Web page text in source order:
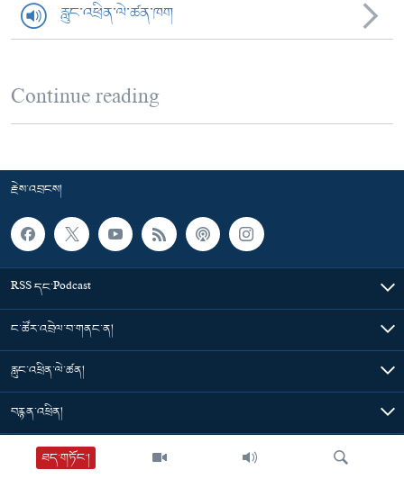
ཐད་གཏོང་།
རླུང་འཕྲིན་ལེ་ཚན་ཁག
Continue reading
རྗེས་འབྲངས།
RSS དང་Podcast
ང་ཚོར་འབྲེལ་བ་གནང་ན།
རླུང་འཕྲིན་ལེ་ཚན།
བརྙན་འཕྲིན།
གསར་འགྱུར་ཁག